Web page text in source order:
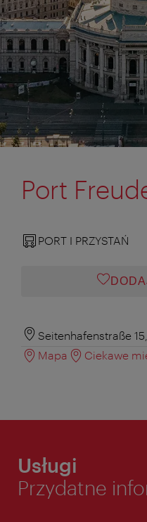
Port
PORT I PRZYSTAŃ
Seitenhafenstraße
Mapa
Ciekawe
Usługi
Przydatne